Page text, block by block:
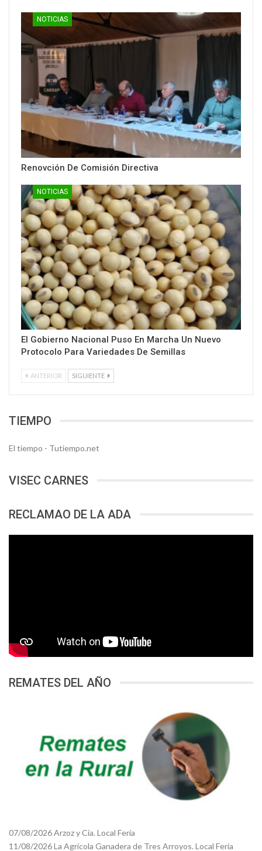
NOTICIAS
Renovción De Comisión Directiva
NOTICIAS
El Gobierno Nacional Puso En Marcha Un Nuevo
Protocolo Para Variedades De Semillas
ANTERIOR SIGUIENTE
TIEMPO
El tiempo - Tutiempo.net
VISEC CARNES
RECLAMAO DE LA ADA
REMATES DEL AÑO
07/08/2026 Arzoz y Cia. Local Feria
11/08/2026 La Agrícola Ganadera de Tres Arroyos. Local Feria